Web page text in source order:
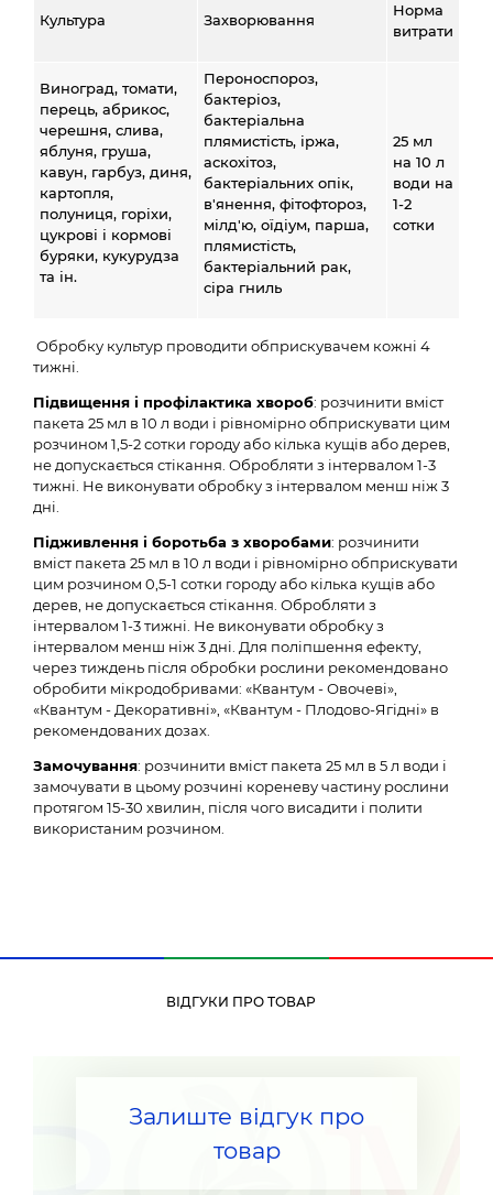
Культура Захворювання
Норма
витрати
Виноград, томати,
перець, абрикос,
черешня, слива,
яблуня, груша,
кавун, гарбуз, диня,
картопля,
полуниця, горіхи,
цукрові і кормові
буряки, кукурудза
та ін.
Пероноспороз,
бактеріоз,
бактеріальна
плямистість, іржа,
аскохітоз,
бактеріальних опік,
в'янення, фітофтороз,
мілд'ю, оїдіум, парша,
плямистість,
бактеріальний рак,
сіра гниль
25 мл
на 10 л
води на
1-2
сотки
Обробку культур проводити обприскувачем кожні 4
тижні.
Підвищення і профілактика хвороб: розчинити вміст
пакета 25 мл в 10 л води і рівномірно обприскувати цим
розчином 1,5-2 сотки городу або кілька кущів або дерев,
не допускається стікання. Обробляти з інтервалом 1-3
тижні. Не виконувати обробку з інтервалом менш ніж 3
дні.
Підживлення і боротьба з хворобами: розчинити
вміст пакета 25 мл в 10 л води і рівномірно обприскувати
цим розчином 0,5-1 сотки городу або кілька кущів або
дерев, не допускається стікання. Обробляти з
інтервалом 1-3 тижні. Не виконувати обробку з
інтервалом менш ніж 3 дні. Для поліпшення ефекту,
через тиждень після обробки рослини рекомендовано
обробити мікродобривами: «Квантум - Овочеві»,
«Квантум - Декоративні», «Квантум - Плодово-Ягідні» в
рекомендованих дозах.
Замочування: розчинити вміст пакета 25 мл в 5 л води і
замочувати в цьому розчині кореневу частину рослини
протягом 15-30 хвилин, після чого висадити і полити
використаним розчином.
ВІДГУКИ ПРО ТОВАР
Залиште відгук про
товар